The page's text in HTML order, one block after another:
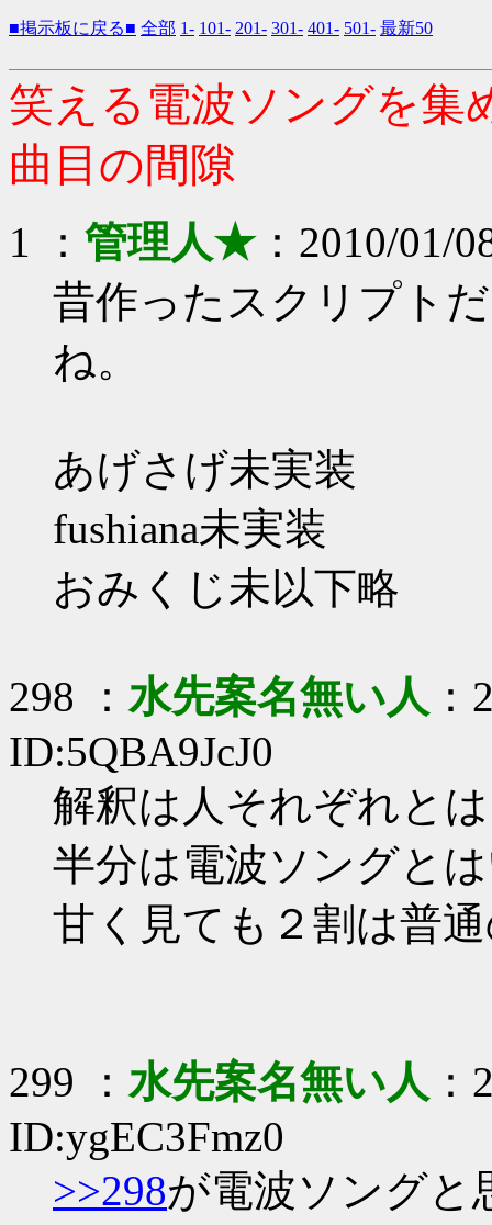
■掲示板に戻る■ 全部 1- 101- 201- 301- 401- 501- 最新50
笑える電波ソングを集
曲目の間隙
1 ： 管理人★：2010/01/
昔作ったスクリプト
ね。
あげさげ未実装
fushiana未実装
おみくじ未以下略
298 ：水先案名無い人
ID:5QBA9JcJ0
解釈は人それぞれと
半分は電波ソングと
甘く見ても２割は普
299 ：水先案名無い人
ID:ygEC3Fmz0
>>298が電波ソングと